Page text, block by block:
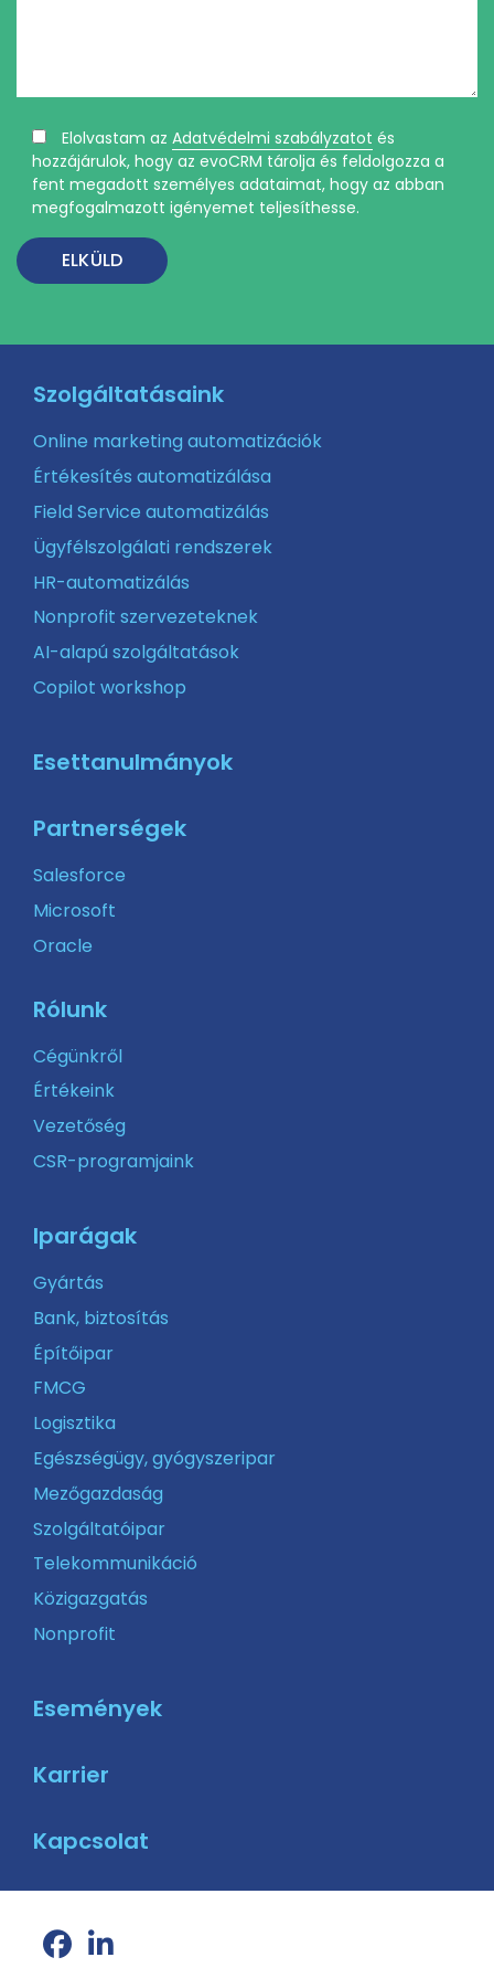
Elolvastam az Adatvédelmi szabályzatot és
hozzájárulok, hogy az evoCRM tárolja és feldolgozza a
fent megadott személyes adataimat, hogy az abban
megfogalmazott igényemet teljesíthesse.
Szolgáltatásaink
Online marketing automatizációk
Értékesítés automatizálása
Field Service automatizálás
Ügyfélszolgálati rendszerek
HR-automatizálás
Nonprofit szervezeteknek
AI-alapú szolgáltatások
Copilot workshop
Esettanulmányok
Partnerségek
Salesforce
Microsoft
Oracle
Rólunk
Cégünkről
Értékeink
Vezetőség
CSR-programjaink
Iparágak
Gyártás
Bank, biztosítás
Építőipar
FMCG
Logisztika
Egészségügy, gyógyszeripar
Mezőgazdaság
Szolgáltatóipar
Telekommunikáció
Közigazgatás
Nonprofit
Események
Karrier
Kapcsolat